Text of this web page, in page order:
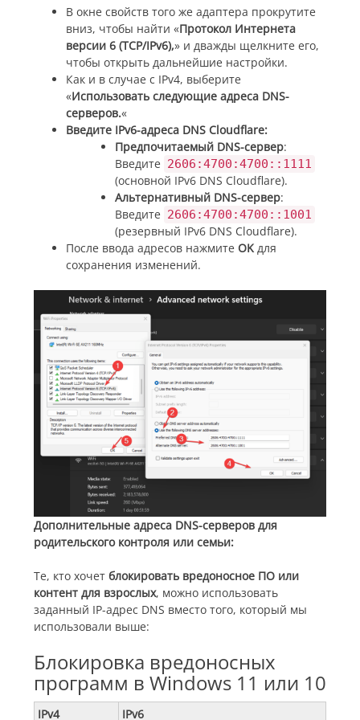
В окне свойств того же адаптера прокрутите
вниз, чтобы найти «Протокол Интернета
версии 6 (TCP/IPv6),» и дважды щелкните его,
чтобы открыть дальнейшие настройки.
Как и в случае с IPv4, выберите
«Использовать следующие адреса DNS-
серверов.«
Введите IPv6-адреса DNS Cloudflare:
Предпочитаемый DNS-сервер:
Введите 2606:4700:4700::1111
(основной IPv6 DNS Cloudflare).
Альтернативный DNS-сервер:
Введите 2606:4700:4700::1001
(резервный IPv6 DNS Cloudflare).
После ввода адресов нажмите OK для
сохранения изменений.
Дополнительные адреса DNS-серверов для
родительского контроля или семьи:
Те, кто хочет блокировать вредоносное ПО или
контент для взрослых, можно использовать
заданный IP-адрес DNS вместо того, который мы
использовали выше:
Блокировка вредоносных
программ в Windows 11 или 10
IPv4 IPv6